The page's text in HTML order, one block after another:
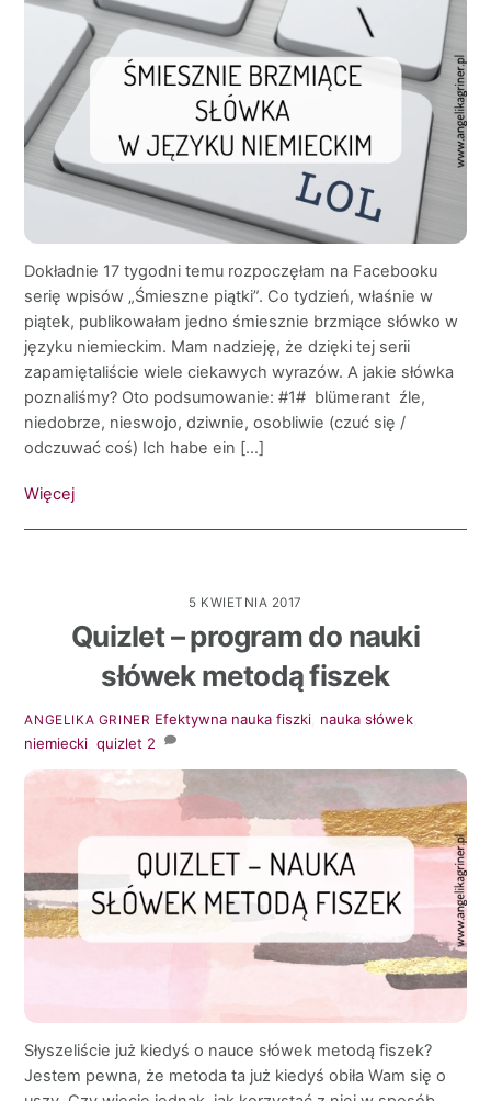
Dokładnie 17 tygodni temu rozpoczęłam na Facebooku
serię wpisów „Śmieszne piątki”. Co tydzień, właśnie w
piątek, publikowałam jedno śmiesznie brzmiące słówko w
języku niemieckim. Mam nadzieję, że dzięki tej serii
zapamiętaliście wiele ciekawych wyrazów. A jakie słówka
poznaliśmy? Oto podsumowanie: #1# blümerant źle,
niedobrze, nieswojo, dziwnie, osobliwie (czuć się /
odczuwać coś) Ich habe ein […]
Więcej
5 KWIETNIA 2017
Quizlet – program do nauki
słówek metodą fiszek
ANGELIKA GRINER Efektywna nauka fiszki nauka słówek
niemiecki ,quizlet 2
Słyszeliście już kiedyś o nauce słówek metodą fiszek?
Jestem pewna, że metoda ta już kiedyś obiła Wam się o